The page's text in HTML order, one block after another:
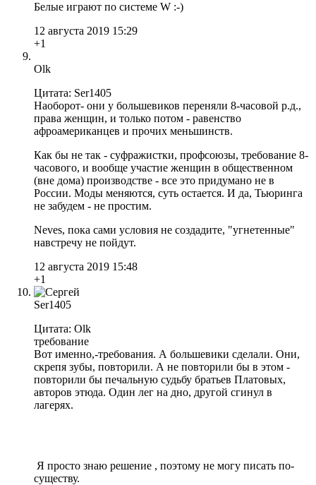
Белые играют по системе W :-)
12 августа 2019 15:29
+1
Olk
Цитата: Ser1405
Наоборот- они у большевиков переняли 8-часовой р.д.,
права женщин, и только потом - равенство
афроамериканцев и прочих меньшинств.
Как бы не так - суфражистки, профсоюзы, требование 8-
часового, и вообще участие женщин в общественном
(вне дома) производстве - все это придумано не в
России. Моды меняются, суть остается. И да, Тьюринга
не забудем - не простим.
Neves, пока сами условия не создадите, "угнетенные"
навстречу не пойдут.
12 августа 2019 15:48
+1
Ser1405
Цитата: Olk
требование
Вот именно,-требования. А большевики сделали. Они,
скрепя зубы, повторили. А не повторили бы в этом -
повторили бы печальную судьбу братьев Платовых,
авторов этюда. Один лег на дно, другой сгинул в
лагерях.
Я просто знаю решение , поэтому не могу писать по-
существу.